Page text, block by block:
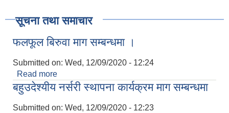
सूचना तथा समाचार
फलफूल बिरुवा माग सम्बन्धमा ।
Submitted on: Wed, 12/09/2020 - 12:24
Read more
बहुउदेश्यीय नर्सरी स्थापना कार्यक्रम माग सम्बन्धमा
Submitted on: Wed, 12/09/2020 - 12:23